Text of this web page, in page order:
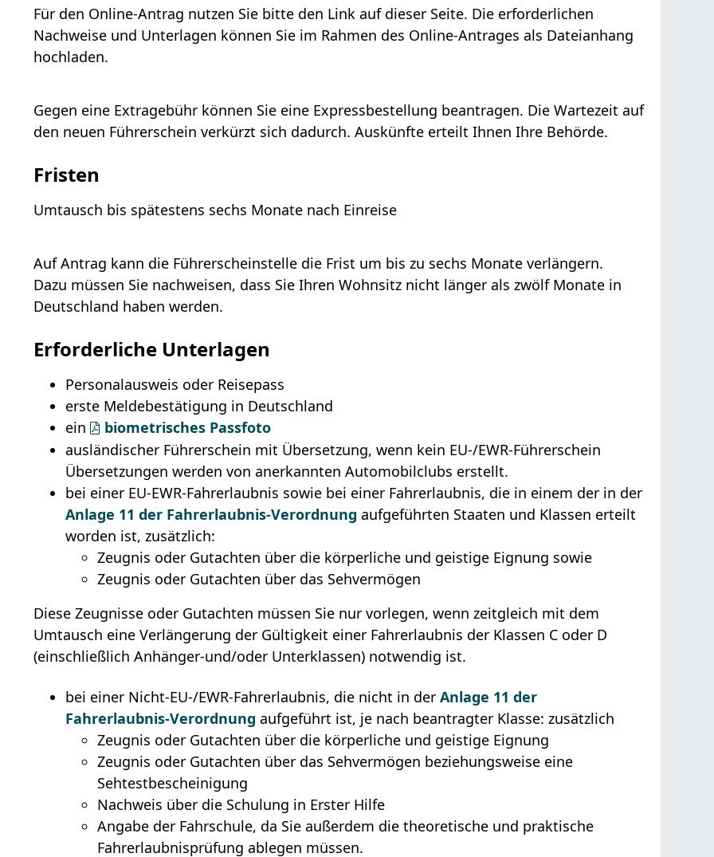
Für den Online-Antrag nutzen Sie bitte den Link auf dieser Seite. Die erforderlichen
Nachweise und Unterlagen können Sie im Rahmen des Online-Antrages als Dateianhang
hochladen.
Gegen eine Extragebühr können Sie eine Expressbestellung beantragen. Die Wartezeit auf
den neuen Führerschein verkürzt sich dadurch. Auskünfte erteilt Ihnen Ihre Behörde.
Fristen
Umtausch bis spätestens sechs Monate nach Einreise
Auf Antrag kann die Führerscheinstelle die Frist um bis zu sechs Monate verlängern.
Dazu müssen Sie nachweisen, dass Sie Ihren Wohnsitz nicht länger als zwölf Monate in
Deutschland haben werden.
Erforderliche Unterlagen
Personalausweis oder Reisepass
erste Meldebestätigung in Deutschland
ein
biometrisches Passfoto
ausländischer Führerschein mit Übersetzung, wenn kein EU-/EWR-Führerschein
Übersetzungen werden von anerkannten Automobilclubs erstellt.
bei einer EU-EWR-Fahrerlaubnis sowie bei einer Fahrerlaubnis, die in einem der in der
Anlage 11 der Fahrerlaubnis-Verordnung aufgeführten Staaten und Klassen erteilt
worden ist, zusätzlich:
Zeugnis oder Gutachten über die körperliche und geistige Eignung sowie
Zeugnis oder Gutachten über das Sehvermögen
Diese Zeugnisse oder Gutachten müssen Sie nur vorlegen, wenn zeitgleich mit dem
Umtausch eine Verlängerung der Gültigkeit einer Fahrerlaubnis der Klassen C oder D
(einschließlich Anhänger-und/oder Unterklassen) notwendig ist.
bei einer Nicht-EU-/EWR-Fahrerlaubnis, die nicht in derAnlage 11 der
Fahrerlaubnis-Verordnung aufgeführt ist, je nach beantragter Klasse: zusätzlich
Zeugnis oder Gutachten über die körperliche und geistige Eignung
Zeugnis oder Gutachten über das Sehvermögen beziehungsweise eine
Sehtestbescheinigung
Nachweis über die Schulung in Erster Hilfe
Angabe der Fahrschule, da Sie außerdem die theoretische und praktische
Fahrerlaubnisprüfung ablegen müssen.